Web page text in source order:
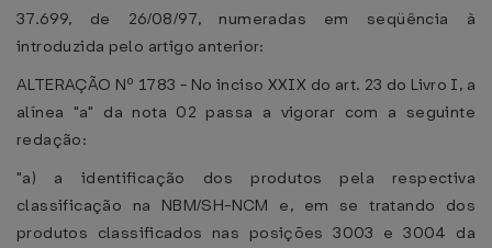
37.699, de 26/08/97, numeradas em seqüência à
introduzida pelo artigo anterior:
ALTERAÇÃO Nº 1783 - No inciso XXIX do art. 23 do Livro I, a
alínea "a" da nota 02 passa a vigorar com a seguinte
redação:
"a) a identificação dos produtos pela respectiva
classificação na NBM/SH-NCM e, em se tratando dos
produtos classificados nas posições 3003 e 3004 da